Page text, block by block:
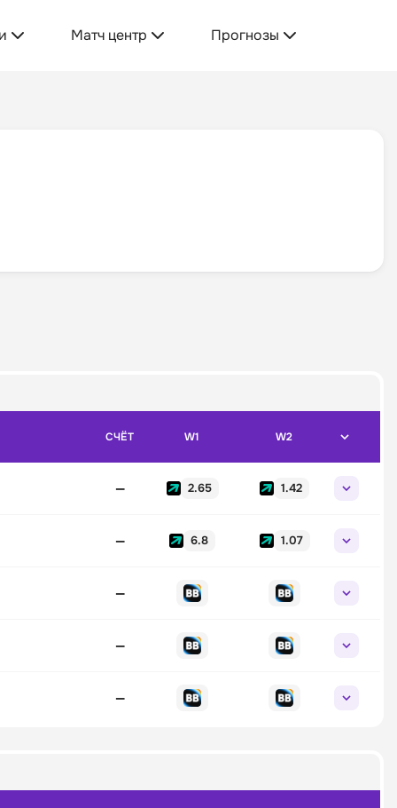
Матч центр Прогнозы
СЧЁТ W1 W2
— 2.65 1.42
— 6.8 1.07
—
—
—